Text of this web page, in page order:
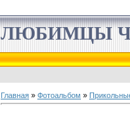
ЛЮБИМЦЫ
Главная » Фотоальбом »